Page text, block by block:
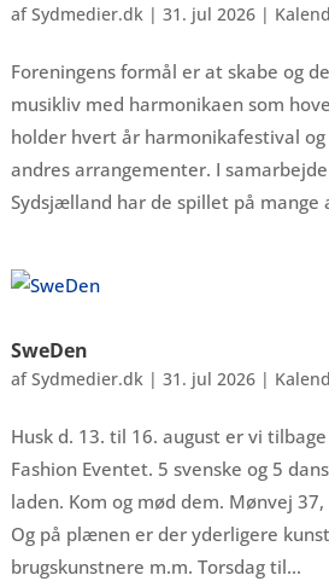
afSydmedier.dk| 31. jul 2026|
Foreningens formål er at skabe og
musikliv med harmonikaen som
holder hvert år harmonikafestival
andres arrangementer. I
Sydsjælland har de spillet på mange
SweDen
afSydmedier.dk| 31. jul 2026|
Husk d. 13. til 16. august er vi
Fashion Eventet. 5 svenske og 5
laden. Kom og mød dem. Mønvej
Og på plænen er der yderligere
brugskunstnere m.m. Torsdag til...